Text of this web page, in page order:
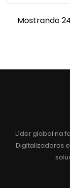
Mostrando
Líder global na
Digitalizadoras